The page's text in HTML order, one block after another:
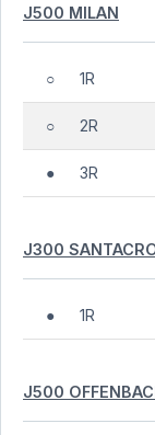
J500 MILAN
○ 1R
○ 2R
● 3R
J300
● 1R
J500